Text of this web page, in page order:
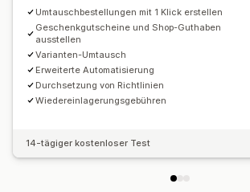
Verwaltung von Rückerstattungen
Lagerbestands-Updates Kunden-
Umtauschbestellungen mit 1 Klick erstellen
Geschenkgutscheine und Shop-Guthaben
ausstellen
Varianten-Umtausch
Erweiterte Automatisierung
Durchsetzung von Richtlinien
Wiedereinlagerungsgebühren
14-tägiger kostenloser Test